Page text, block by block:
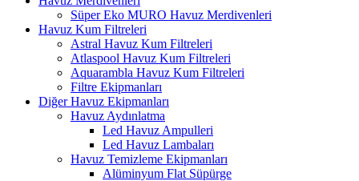
Süper Eko MURO Havuz Merdivenleri
Havuz Kum Filtreleri
Astral Havuz Kum Filtreleri
Atlaspool Havuz Kum Filtreleri
Aquarambla Havuz Kum Filtreleri
Filtre Ekipmanları
Diğer Havuz Ekipmanları
Havuz Aydınlatma
Led Havuz Ampulleri
Led Havuz Lambaları
Havuz Temizleme Ekipmanları
Alüminyum Flat Süpürge